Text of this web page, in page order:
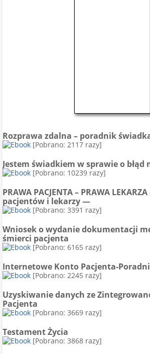
Rozprawa zdalna – poradnik
[Pobrano: 2117 razy]
Jestem świadkiem w sprawie o błąd
[Pobrano: 10239 razy]
PRAWA PACJENTA – PRAWA
pacjentów i lekarzy —
[Pobrano: 3391 razy]
Wniosek o wydanie dokumentacji
śmierci pacjenta
[Pobrano: 6165 razy]
Internetowe Konto Pacjenta-
[Pobrano: 2245 razy]
Uzyskiwanie danych ze
Pacjenta
[Pobrano: 3669 razy]
Testament Życia
[Pobrano: 3868 razy]